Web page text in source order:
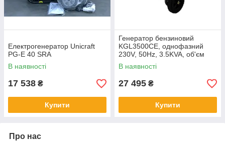
Електрогенератор Unicraft
PG-E 40 SRA
В наявності
17 538 ₴
Купити
Генератор бензиновий
KGL3500CE, однофазний
230V, 50Hz, 3.5KVA, об'єм
15л
В наявності
27 495 ₴
Купити
Про нас